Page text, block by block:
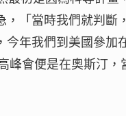
「當時我們就判斷
年我們到美國參加
會便是在奧斯汀，